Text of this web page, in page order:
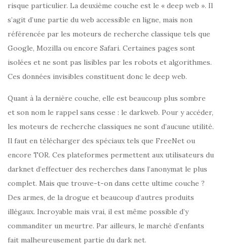
risque particulier. La deuxième couche est le « deep web ». Il
s’agit d’une partie du web accessible en ligne, mais non
référencée par les moteurs de recherche classique tels que
Google, Mozilla ou encore Safari. Certaines pages sont
isolées et ne sont pas lisibles par les robots et algorithmes.
Ces données invisibles constituent donc le deep web.
Quant à la dernière couche, elle est beaucoup plus sombre
et son nom le rappel sans cesse : le darkweb. Pour y accéder,
les moteurs de recherche classiques ne sont d’aucune utilité.
Il faut en télécharger des spéciaux tels que FreeNet ou
encore TOR. Ces plateformes permettent aux utilisateurs du
darknet d’effectuer des recherches dans l’anonymat le plus
complet. Mais que trouve-t-on dans cette ultime couche ?
Des armes, de la drogue et beaucoup d’autres produits
illégaux. Incroyable mais vrai, il est même possible d’y
commanditer un meurtre. Par ailleurs, le marché d’enfants
fait malheureusement partie du dark net.